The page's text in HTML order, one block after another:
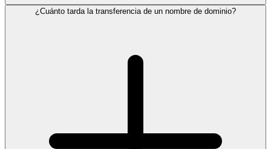
¿Cuánto tarda la transferencia de un nombre de dominio?